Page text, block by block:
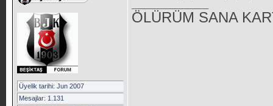
Üyelik tarihi: Jun 2007
Mesajlar: 1.131
ÖLÜRÜM SANA